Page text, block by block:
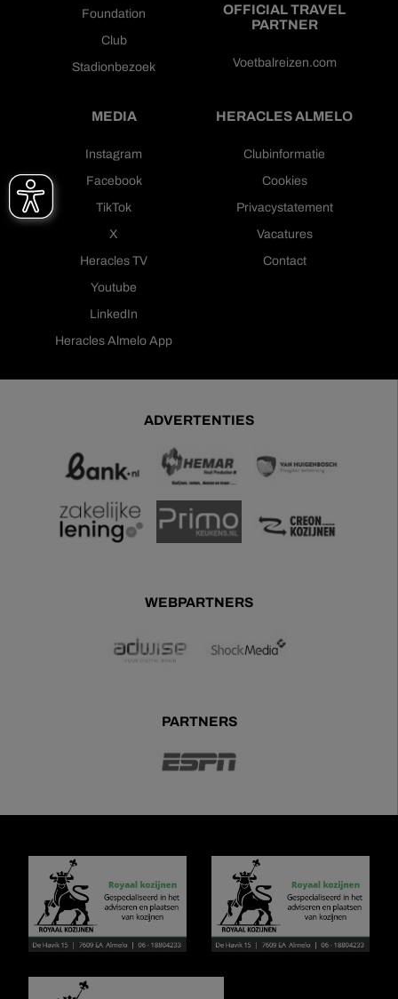
Foundation
Club
Stadionbezoek
OFFICIAL TRAVEL
PARTNER
Voetbalreizen.com
MEDIA
Instagram
Facebook
TikTok
X
Heracles TV
Youtube
LinkedIn
Heracles Almelo App
HERACLES ALMELO
Clubinformatie
Cookies
Privacystatement
Vacatures
Contact
ADVERTENTIES
WEBPARTNERS
PARTNERS